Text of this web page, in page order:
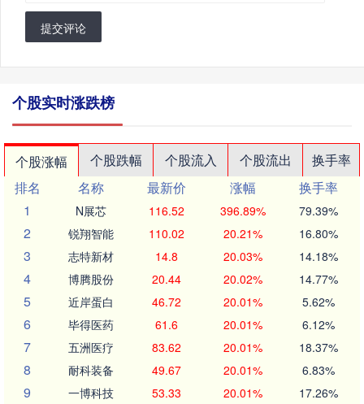
提交评论
个股实时涨跌榜
个股涨幅 个股跌幅 个股流入 个股流出
换手率
排名
名称 最新价 涨幅
换手率
1
N展芯 116.52 396.89% 79.39%
2 锐翔智能 110.02 20.21% 16.80%
3 志特新材 14.8 20.03% 14.18%
4 博腾股份 20.44 20.02% 14.77%
5 近岸蛋白 46.72 20.01% 5.62%
6 毕得医药 61.6 20.01% 6.12%
7 五洲医疗 83.62 20.01% 18.37%
8 耐科装备 49.67 20.01% 6.83%
9 一博科技 53.33 20.01% 17.26%